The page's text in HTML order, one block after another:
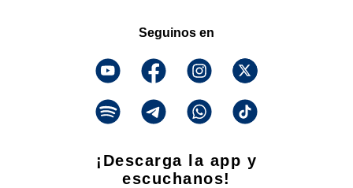
Seguinos en
¡Descarga la app y
escuchanos!